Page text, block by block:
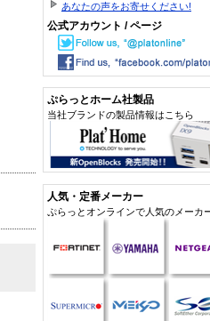
あなたの声をお寄せください!
公式アカウント / ページ
ぷらっとホーム社製品
当社ブランドの製品情報はこちら
人気・定番メーカー
ぷらっとオンラインで人気のメーカ